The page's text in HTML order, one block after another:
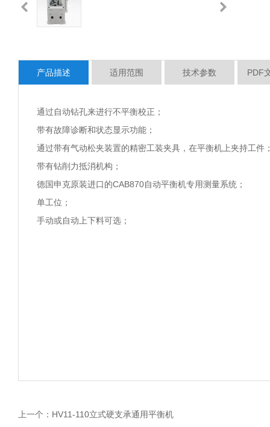
产品描述 适用范围 技术参数 PDF
通过自动钻孔来进行不平衡校正；
带有故障诊断和状态显示功能；
通过带有气动松夹装置的精密工装夹具，在平衡机上夹持工件
带有钻削力抵消机构；
德国申克原装进口的CAB870自动平衡机专用测量系统；
单工位；
手动或自动上下料可选；
上一个： HV11-110立式硬支承通用平衡机